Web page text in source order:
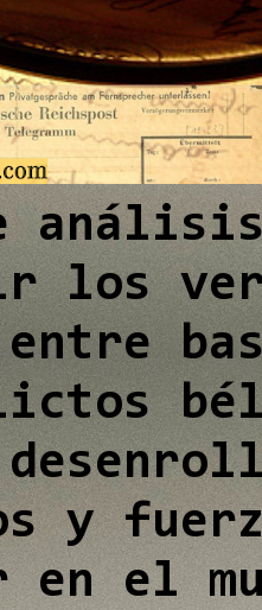
los
y
en el